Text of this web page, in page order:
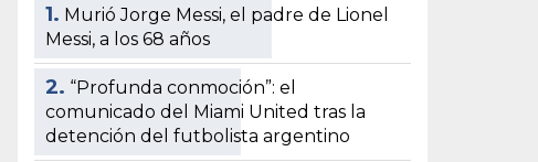
1. Murió Jorge Messi, el padre de Lionel
Messi, a los 68 años
2. “Profunda conmoción”: el
comunicado del Miami United tras la
detención del futbolista argentino